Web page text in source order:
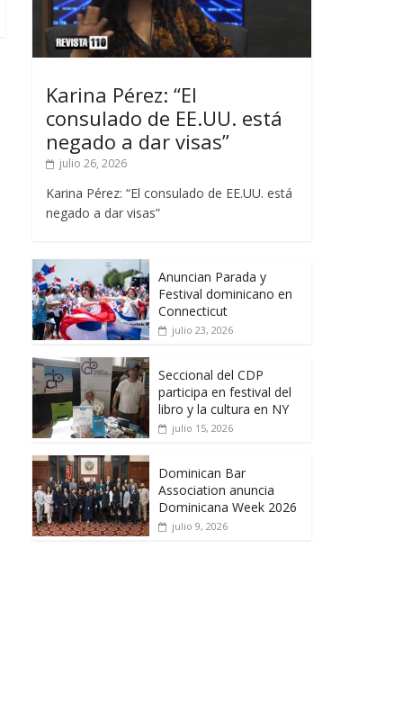
Karina Pérez: “El
consulado de EE.UU. está
negado a dar visas”
julio 26, 2026
Karina Pérez: “El consulado de EE.UU. está
negado a dar visas”
Anuncian Parada y
Festival dominicano en
Connecticut
julio 23, 2026
Seccional del CDP
participa en festival del
libro y la cultura en NY
julio 15, 2026
Dominican Bar
Association anuncia
Dominicana Week 2026
julio 9, 2026